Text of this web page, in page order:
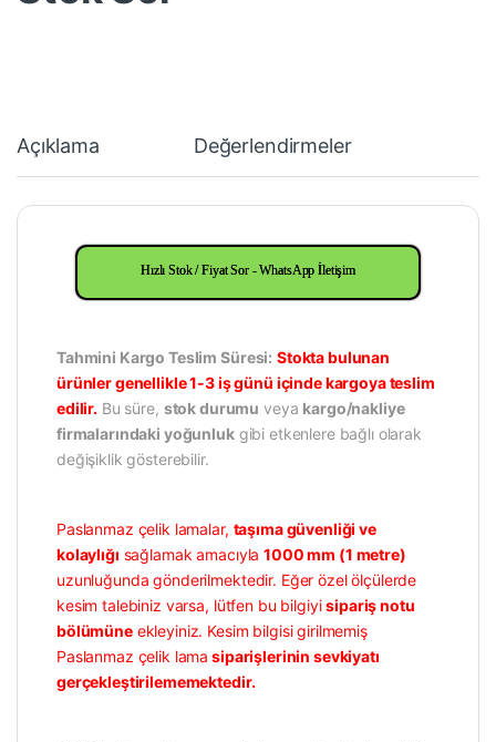
Açıklama Değerlendirmeler
Hızlı Stok / Fiyat Sor - WhatsApp İletişim
Tahmini Kargo Teslim Süresi: Stokta bulunan
ürünler genellikle 1-3 iş günü içinde kargoya teslim
edilir. Bu süre, stok durumu veya kargo/nakliye
firmalarındaki yoğunlukgibi etkenlere bağlı olarak
değişiklik gösterebilir.
Paslanmaz çelik lamalar, taşıma güvenliği ve
kolaylığı sağlamak amacıyla1000 mm (1 metre)
uzunluğunda gönderilmektedir. Eğer özel ölçülerde
kesim talebiniz varsa, lütfen bu bilgiyisipariş notu
bölümüneekleyiniz. Kesim bilgisi girilmemiş
Paslanmaz çelik lama siparişlerinin sevkiyatı
gerçekleştirilememektedir.